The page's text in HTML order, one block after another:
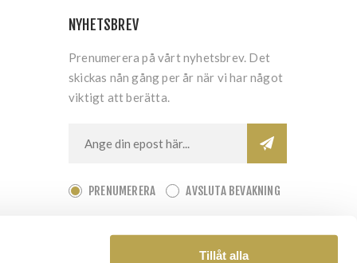
Tillåt alla
NYHETSBREV
Prenumerera på vårt nyhetsbrev. Det
skickas nån gång per år när vi har något
viktigt att berätta.
PRENUMERERA AVSLUTA BEVAKNING